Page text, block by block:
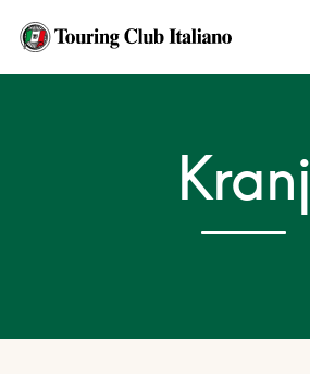
HOME
Kranj